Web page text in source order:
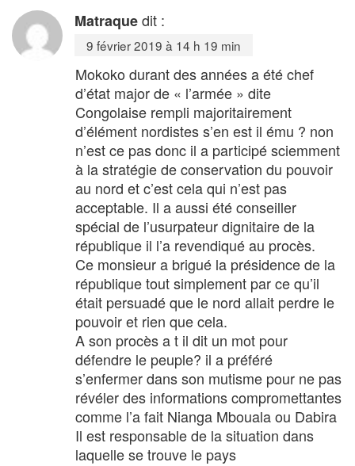
Matraquedit :
9 février 2019 à 14 h 19 min
Mokoko durant des années a été chef
d’état major de « l’armée » dite
Congolaise rempli majoritairement
d’élément nordistes s’en est il ému ? non
n’est ce pas donc il a participé sciemment
à la stratégie de conservation du pouvoir
au nord et c’est cela qui n’est pas
acceptable. Il a aussi été conseiller
spécial de l’usurpateur dignitaire de la
république il l’a revendiqué au procès.
Ce monsieur a brigué la présidence de la
république tout simplement par ce qu’il
était persuadé que le nord allait perdre le
pouvoir et rien que cela.
A son procès a t il dit un mot pour
défendre le peuple? il a préféré
s’enfermer dans son mutisme pour ne pas
révéler des informations compromettantes
comme l’a fait Nianga Mbouala ou Dabira
Il est responsable de la situation dans
laquelle se trouve le pays